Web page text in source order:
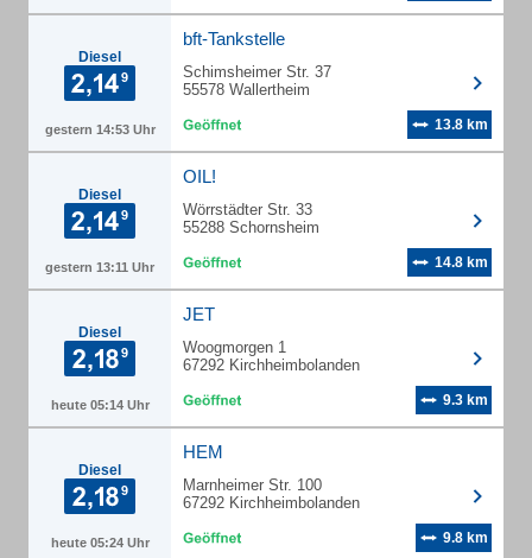
Diesel
gestern 14:53 Uhr
bft-Tankstelle
Schimsheimer Str. 37
55578 Wallertheim
13.8 km
Diesel
gestern 13:11 Uhr
OIL!
Wörrstädter Str. 33
55288 Schornsheim
14.8 km
Diesel
heute 05:14 Uhr
JET
Woogmorgen 1
67292 Kirchheimbolanden
9.3 km
Diesel
heute 05:24 Uhr
HEM
Marnheimer Str. 100
67292 Kirchheimbolanden
9.8 km